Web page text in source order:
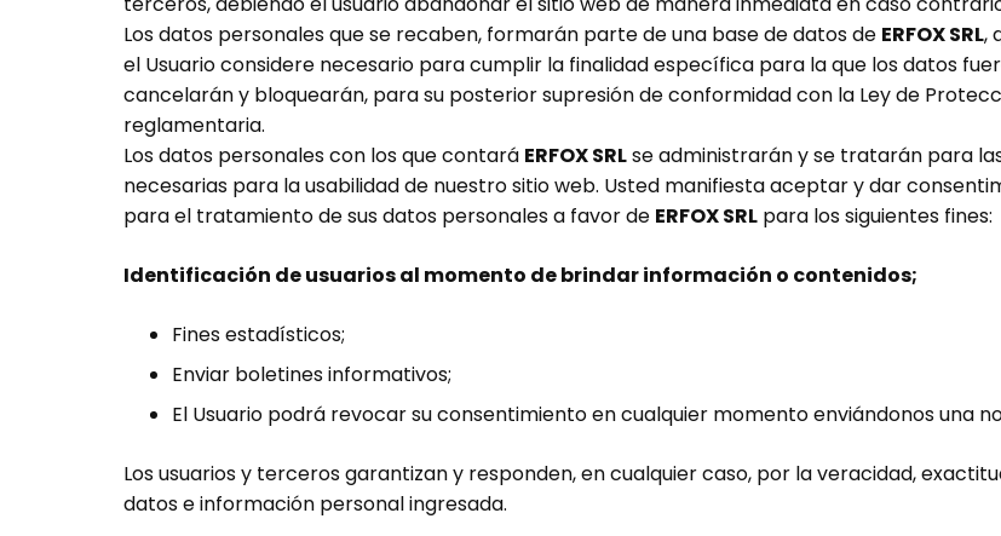
Los datos personales que se recaben, formarán parte de una base de datos de ERFOX SRL,
el Usuario considere necesario para cumplir la finalidad específica para la que los datos
cancelarán y bloquearán, para su posterior supresión de conformidad con la Ley de
reglamentaria.
Los datos personales con los que contará ERFOX SRLse administrarán y se tratarán para
necesarias para la usabilidad de nuestro sitio web. Usted manifiesta aceptar y dar
para el tratamiento de sus datos personales a favor de ERFOX SRL para los siguientes fines:
Identificación de usuarios al momento de brindar información o contenidos;
Fines estadísticos;
Enviar boletines informativos;
El Usuario podrá revocar su consentimiento en cualquier momento enviándonos una
Los usuarios y terceros garantizan y responden, en cualquier caso, por la veracidad,
datos e información personal ingresada.